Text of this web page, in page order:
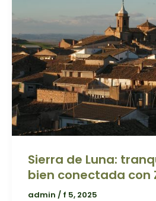
Sierra de Luna:
bien conectada con
admin / f 5, 2025